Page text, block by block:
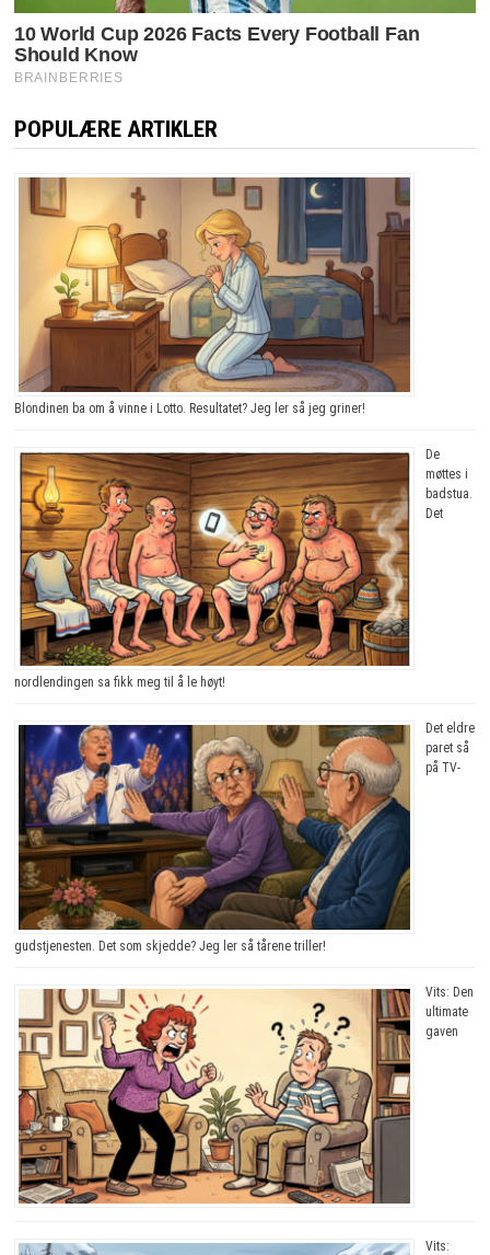
POPULÆRE ARTIKLER
Blondinen ba om å vinne i Lotto. Resultatet? Jeg ler så jeg griner!
De
møttes i
badstua.
Det
nordlendingen sa fikk meg til å le høyt!
Det eldre
paret så
på TV-
gudstjenesten. Det som skjedde? Jeg ler så tårene triller!
Vits: Den
ultimate
gaven
Vits: